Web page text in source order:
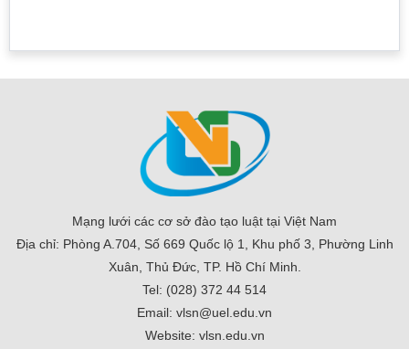
Mạng lưới các cơ sở đào tạo luật tại Việt Nam
Địa chỉ: Phòng A.704, Số 669 Quốc lộ 1, Khu phố 3, Phường Linh
Xuân, Thủ Đức, TP. Hồ Chí Minh.
Tel: (028) 372 44 514
Email: vlsn@uel.edu.vn
Website: vlsn.edu.vn